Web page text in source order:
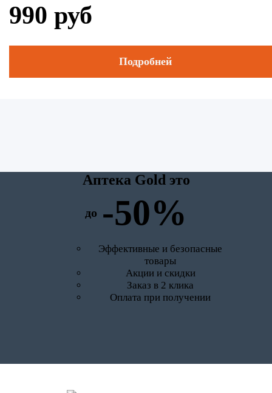
990 руб
Подробней
Аптека Gold это
до -50%
Эффективные и безопасные
товары
Акции и скидки
Заказ в 2 клика
Оплата при получении